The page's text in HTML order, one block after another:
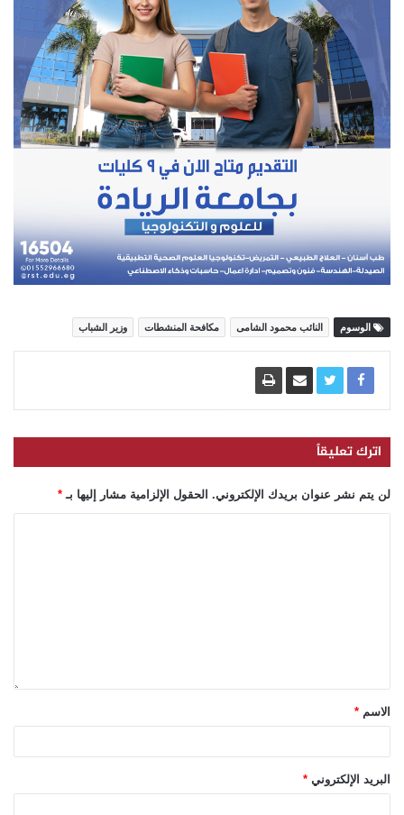
الوسوم النائب محمود الشامى مكافحة المنشطات وزير الشباب
اترك تعليقاً
لن يتم نشر عنوان بريدك الإلكتروني. الحقول الإلزامية مشار إليها بـ *
الاسم *
البريد الإلكتروني *